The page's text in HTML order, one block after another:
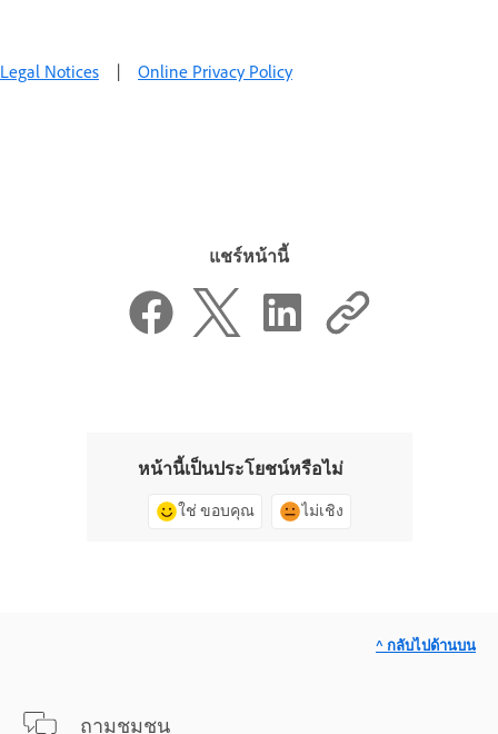
Legal Notices | Online Privacy Policy
แชร์หน้านี้
หน้านี้เป็นประโยชน์หรือไม่
ใช่ ขอบคุณ ไม่เชิง
ถามชุมชน
^ กลับไปด้านบน